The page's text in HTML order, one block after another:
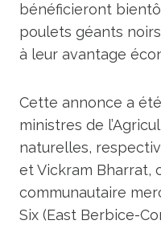
bénéficieront
poulets géants
à leur avantage
Cette annonce a
ministres de
naturelles,
et Vickram Bharrat,
communautaire
Six (East Berbice-